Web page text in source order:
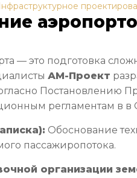
— это подготовка
АМ-Проект
Постановлению
регламентам в в
Обоснование
пассажиропотока.
организации